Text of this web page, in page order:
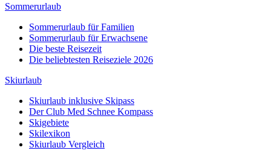
Sommerurlaub
Sommerurlaub für Familien
Sommerurlaub für Erwachsene
Die beste Reisezeit
Die beliebtesten Reiseziele 2026
Skiurlaub
Skiurlaub inklusive Skipass
Der Club Med Schnee Kompass
Skigebiete
Skilexikon
Skiurlaub Vergleich